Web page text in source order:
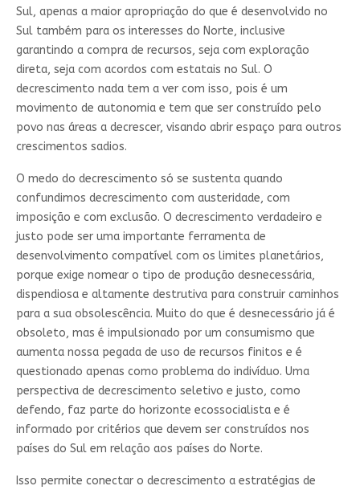
Sul, apenas a maior apropriação do que é desenvolvido no
Sul também para os interesses do Norte, inclusive
garantindo a compra de recursos, seja com exploração
direta, seja com acordos com estatais no Sul. O
decrescimento nada tem a ver com isso, pois é um
movimento de autonomia e tem que ser construído pelo
povo nas áreas a decrescer, visando abrir espaço para outros
crescimentos sadios.
O medo do decrescimento só se sustenta quando
confundimos decrescimento com austeridade, com
imposição e com exclusão. O decrescimento verdadeiro e
justo pode ser uma importante ferramenta de
desenvolvimento compatível com os limites planetários,
porque exige nomear o tipo de produção desnecessária,
dispendiosa e altamente destrutiva para construir caminhos
para a sua obsolescência. Muito do que é desnecessário já é
obsoleto, mas é impulsionado por um consumismo que
aumenta nossa pegada de uso de recursos finitos e é
questionado apenas como problema do indivíduo. Uma
perspectiva de decrescimento seletivo e justo, como
defendo, faz parte do horizonte ecossocialista e é
informado por critérios que devem ser construídos nos
países do Sul em relação aos países do Norte.
Isso permite conectar o decrescimento a estratégias de